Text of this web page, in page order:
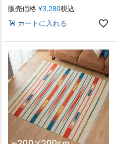
販売価格 ¥3,280税込
カートに入れる